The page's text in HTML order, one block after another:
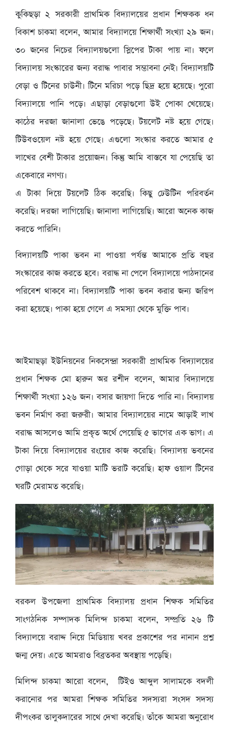
কুকিছড়া ২ সরকারী প্রাথমিক বিদ্যালয়ের প্রধান শিক্ষকক ধন
বিকাশ চাকমা বলেন, আমার বিদ্যালয়ে শিক্ষার্থী সংখ্যা ২৯ জন।
৩০ জনের নিচের বিদ্যালয়গুলো স্লিপের টাকা পায় না। ফলে
বিদ্যালয় সংস্কারের জন্য বরাদ্ধ পাবার সম্ভাবনা নেই। বিদ্যালয়টি
বেড়া ও টিনের চাউনী। টিনে মরিচা পড়ে ছিদ্র হয়ে হয়েছে। পুরো
বিদ্যালয়ে পানি পড়ে। এছাড়া বেড়াগুলো উই পোকা খেয়েছে।
কাঠের দরজা জানালা ভেঙে পড়েছে। টয়লেট নষ্ট হয়ে গেছে।
টিউবওয়েল নষ্ট হয়ে গেছে। এগুলো সংস্কার করতে আমার ৫
লাখের বেশী টাকার প্রয়োজন। কিন্তু আমি বাস্তবে যা পেয়েছি তা
একেবারে নগণ্য।
এ টাকা দিয়ে টয়লেট ঠিক করেছি। কিছু ঢেউটিন পরিবর্তন
করেছি। দরজা লাগিয়েছি। জানালা লাগিয়েছি। আরো অনেক কাজ
করতে পারিনি।
বিদ্যালয়টি পাকা ভবন না পাওয়া পর্যন্ত আমাকে প্রতি বছর
সংস্কারের কাজ করতে হবে। বরাদ্ধ না পেলে বিদ্যালয়ে পাঠদানের
পরিবেশ থাকবে না। বিদ্যালয়টি পাকা ভবন করার জন্য জরিপ
করা হয়েছে। পাকা হয়ে গেলে এ সমস্যা থেকে মুক্তি পাব।
আইমাছড়া ইউনিয়নের নিকসেন্দ্রা সরকারী প্রাথমিক বিদ্যালয়ের
প্রধান শিক্ষক মো হারুন অর রশীদ বলেন, আমার বিদ্যালয়ে
শিক্ষার্থী সংখ্যা ১২৬ জন। বসার জায়গা দিতে পারি না। বিদ্যালয়
ভবন নির্মাণ করা জরুরী। আমার বিদ্যালয়ের নামে আড়াই লাখ
বরাদ্ধ আসলেও আমি প্রকৃত অর্থে পেয়েছি ৫ ভাগের এক ভাগ। এ
টাকা দিয়ে বিদ্যালয়ের রংয়ের কাজ করেছি। বিদ্যালয় ভবনের
গোড়া থেকে সরে যাওয়া মাটি ভরাট করেছি। হাফ ওয়াল টিনের
ঘরটি মেরামত করেছি।
বরকল উপজেলা প্রাথমিক বিদ্যালয় প্রধান শিক্ষক সমিতির
সাংগঠনিক সম্পাদক মিলিন্দ চাকমা বলেন, সম্প্রতি ২৬ টি
বিদ্যালয়ে বরাদ্দ নিয়ে মিডিয়ায় খবর প্রকাশের পর নানান প্রশ্ন
জন্ম দেয়। এতে আমরাও বিব্রতকর অবস্থায় পড়েছি।
মিলিন্দ চাকমা আরো বলেন, টিইও আব্দুল সালামকে বদলী
করানোর পর আমরা শিক্ষক সমিতির সদস্যরা সংসদ সদস্য
দীপংকর তালুকদারের সাথে দেখা করেছি। তাঁকে আমরা অনুরোধ